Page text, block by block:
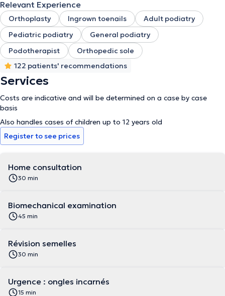
Relevant Experience
Orthoplasty Ingrown toenails
Adult podiatry
Pediatric podiatry
General podiatry
Podotherapist
Orthopedic sole
122 patients' recommendations
Services
Costs are indicative and will be determined on a case by case
basis
Also handles cases of children up to 12 years old
Register to see prices
Home consultation
30 min
Biomechanical examination
45 min
Révision semelles
30 min
Urgence : ongles incarnés
15 min